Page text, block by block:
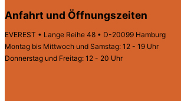
Anfahrt und Öffnungszeiten
EVEREST • Lange Reihe 48 • D-20099 Hamburg
Montag bis Mittwoch und Samstag: 12 - 19 Uhr
Donnerstag und Freitag: 12 - 20 Uhr